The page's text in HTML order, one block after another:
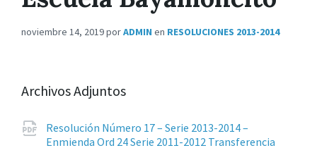
noviembre 14, 2019porADMIN en RESOLUCIONES 2013-2014
Archivos Adjuntos
Resolución Número 17 – Serie 2013-2014 –
Enmienda Ord 24 Serie 2011-2012 Transferencia